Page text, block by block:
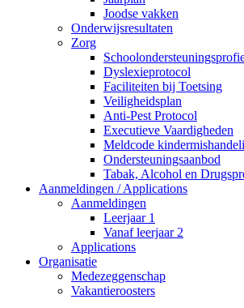
Joodse vakken
Onderwijsresultaten
Zorg
Dyslexieprotocol
Faciliteiten bij Toetsing
Veiligheidsplan
Anti-Pest Protocol
Executieve Vaardigheden
Meldcode
Ondersteuningsaanbod
Tabak, Alcohol en
Aanmeldingen / Applications
Aanmeldingen
Leerjaar 1
Vanaf leerjaar 2
Applications
Organisatie
Medezeggenschap
Vakantieroosters